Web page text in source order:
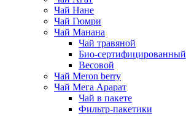
Чай Нане
Чай Гюмри
Чай Манана
Чай травяной
Био-сертифицированный
Весовой
Чай Meron berry
Чай Мега Арарат
Чай в пакете
Фильтр-пакетики